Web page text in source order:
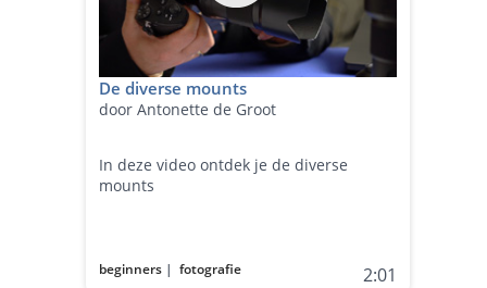
De diverse mounts
door Antonette de Groot
In deze video ontdek je de diverse
mounts
beginners |fotografie 2:01